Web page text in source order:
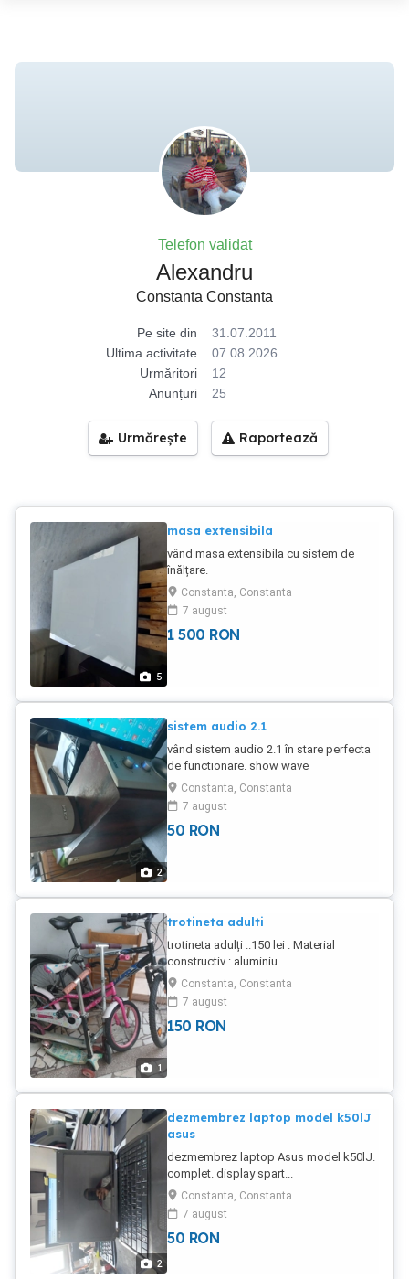
Telefon validat
Alexandru
Constanta Constanta
Pe site din
31.07.2011
Ultima activitate
07.08.2026
Urmăritori
12
Anunțuri
25
Urmărește Raportează
5
masa extensibila
vând masa extensibila cu sistem de
înălțare.
Constanta, Constanta
7 august
1 500 RON
2
sistem audio 2.1
vând sistem audio 2.1 în stare perfecta
de functionare. show wave
Constanta, Constanta
7 august
50 RON
1
trotineta adulti
trotineta adulți ..150 lei . Material
constructiv : aluminiu.
Constanta, Constanta
7 august
150 RON
2
dezmembrez laptop model k50lJ
asus
dezmembrez laptop Asus model k50lJ.
complet. display spart...
Constanta, Constanta
7 august
50 RON